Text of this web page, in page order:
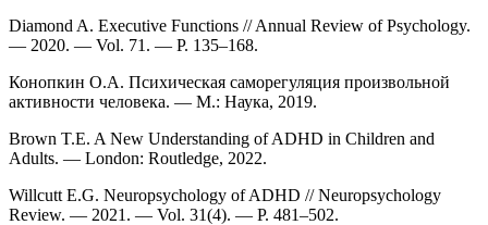
Diamond A. Executive Functions // Annual Review of Psychology.
— 2020. — Vol. 71. — P. 135–168.
Конопкин О.А. Психическая саморегуляция произвольной
активности человека. — М.: Наука, 2019.
Brown T.E. A New Understanding of ADHD in Children and
Adults. — London: Routledge, 2022.
Willcutt E.G. Neuropsychology of ADHD // Neuropsychology
Review. — 2021. — Vol. 31(4). — P. 481–502.